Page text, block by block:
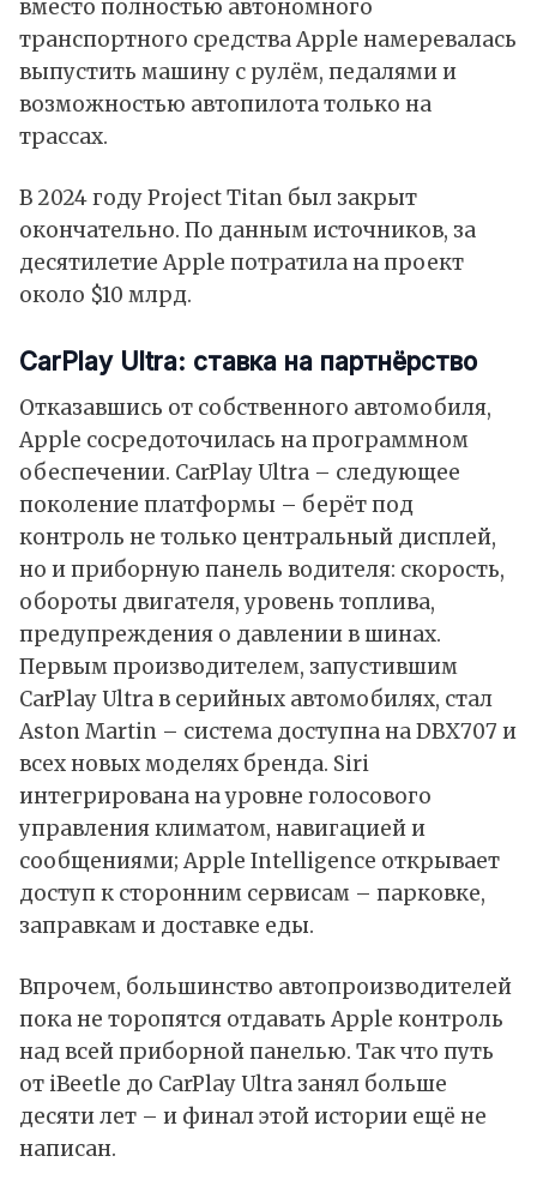
вместо полностью автономного
транспортного средства Apple намеревалась
выпустить машину с рулём, педалями и
возможностью автопилота только на
трассах.
В 2024 году Project Titan был закрыт
окончательно. По данным источников, за
десятилетие Apple потратила на проект
около $10 млрд.
CarPlay Ultra: ставка на партнёрство
Отказавшись от собственного автомобиля,
Apple сосредоточилась на программном
обеспечении. CarPlay Ultra – следующее
поколение платформы – берёт под
контроль не только центральный дисплей,
но и приборную панель водителя: скорость,
обороты двигателя, уровень топлива,
предупреждения о давлении в шинах.
Первым производителем, запустившим
CarPlay Ultra в серийных автомобилях, стал
Aston Martin – система доступна на DBX707 и
всех новых моделях бренда. Siri
интегрирована на уровне голосового
управления климатом, навигацией и
сообщениями; Apple Intelligence открывает
доступ к сторонним сервисам – парковке,
заправкам и доставке еды.
Впрочем, большинство автопроизводителей
пока не торопятся отдавать Apple контроль
над всей приборной панелью. Так что путь
от iBeetle до CarPlay Ultra занял больше
десяти лет – и финал этой истории ещё не
написан.